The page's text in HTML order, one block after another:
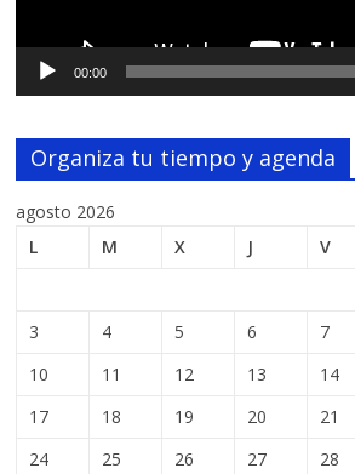
00:00
Organiza tu tiempo y agenda
agosto 2026
L
M X J V
3
4 5 6 7
10
11 12 13 14
17
18 19 20 21
24
25 26 27 28